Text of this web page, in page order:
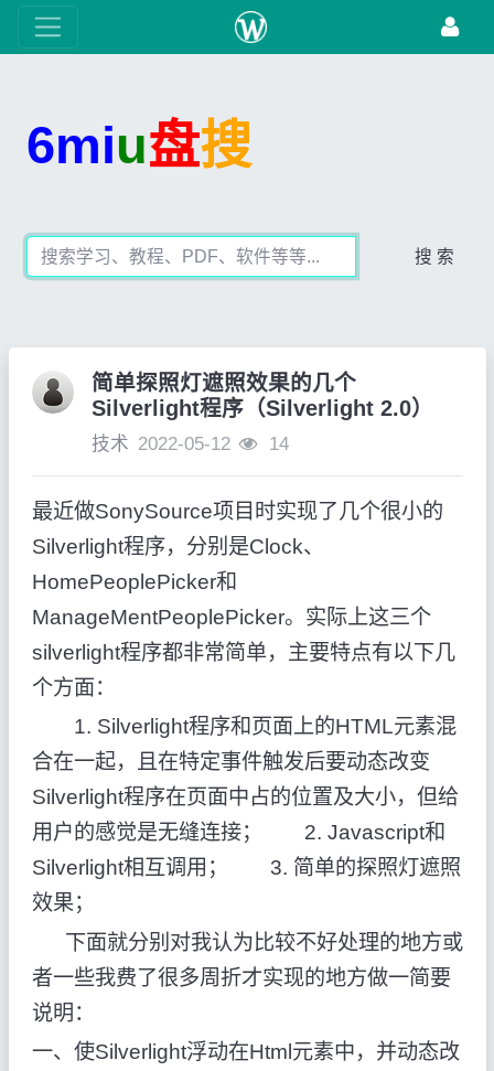
6miu盘搜
搜 索
简单探照灯遮照效果的几个
Silverlight程序（Silverlight 2.0）
技术 2022-05-12 14
最近做SonySource项目时实现了几个很小的
Silverlight程序，分别是Clock、
HomePeoplePicker和
ManageMentPeoplePicker。实际上这三个
silverlight程序都非常简单，主要特点有以下几
个方面：
1. Silverlight程序和页面上的HTML元素混
合在一起，且在特定事件触发后要动态改变
Silverlight程序在页面中占的位置及大小，但给
用户的感觉是无缝连接； 2. Javascript和
Silverlight相互调用； 3. 简单的探照灯遮照
效果；
下面就分别对我认为比较不好处理的地方或
者一些我费了很多周折才实现的地方做一简要
说明：
一、使Silverlight浮动在Html元素中，并动态改